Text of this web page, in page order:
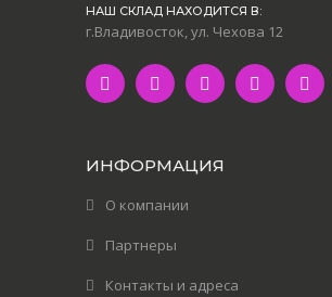
НАШ СКЛАД НАХОДИТСЯ В:
г.Владивосток, ул. Чехова 12
ИНФОРМАЦИЯ
О компании
Партнеры
Контакты и адреса